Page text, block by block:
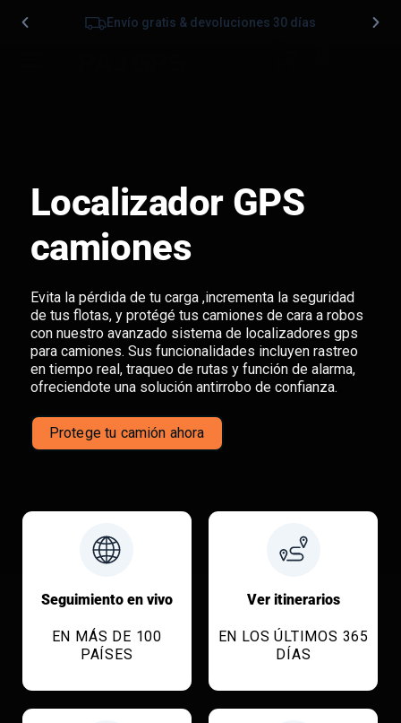
Envío gratis & devoluciones 30 días
Localizador GPS
camiones
Evita la pérdida de tu carga ,incrementa la seguridad
de tus flotas, y protégé tus camiones de cara a robos
con nuestro avanzado sistema de localizadores gps
para camiones. Sus funcionalidades incluyen rastreo
en tiempo real, traqueo de rutas y función de alarma,
ofreciendote una solución antirrobo de confianza.
Protege tu camión ahora
Seguimiento en vivo
EN MÁS DE 100
PAÍSES
Ver itinerarios
EN LOS ÚLTIMOS 365
DÍAS